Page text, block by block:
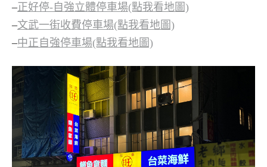
–正好停-自強立體停車場(點我看地圖)
–文武一街收費停車場(點我看地圖)
–中正自強停車場(點我看地圖)